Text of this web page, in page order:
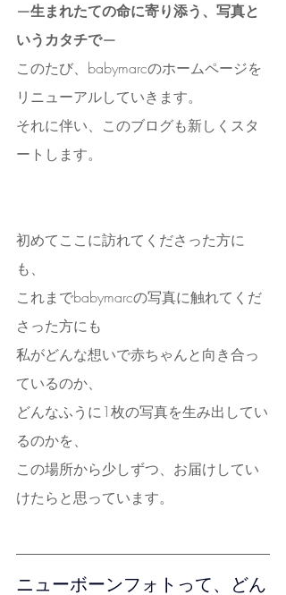
—生まれたての命に寄り添う、写真と
いうカタチで—
このたび、babymarcのホームページを
リニューアルしていきます。
それに伴い、このブログも新しくスタ
ートします。
初めてここに訪れてくださった方に
も、
これまでbabymarcの写真に触れてくだ
さった方にも
私がどんな想いで赤ちゃんと向き合っ
ているのか、
どんなふうに1枚の写真を生み出してい
るのかを、
この場所から少しずつ、お届けしてい
けたらと思っています。
ニューボーンフォトって、どん